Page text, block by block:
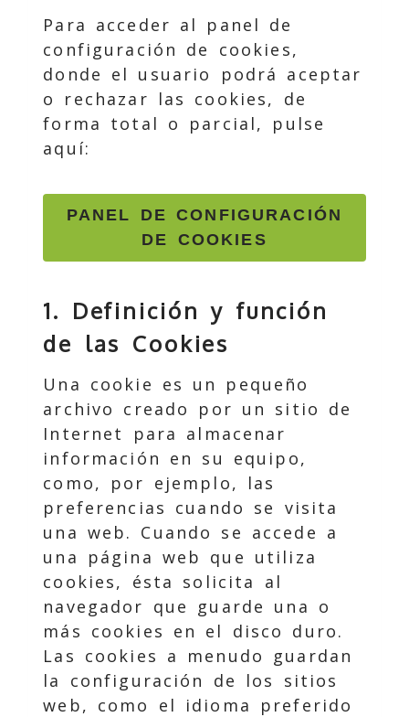
Para acceder al panel de
configuración de cookies,
donde el usuario podrá aceptar
o rechazar las cookies, de
forma total o parcial, pulse
aquí:
PANEL DE CONFIGURACIÓN
DE COOKIES
1. Definición y función
de las Cookies
Una cookie es un pequeño
archivo creado por un sitio de
Internet para almacenar
información en su equipo,
como, por ejemplo, las
preferencias cuando se visita
una web. Cuando se accede a
una página web que utiliza
cookies, ésta solicita al
navegador que guarde una o
más cookies en el disco duro.
Las cookies a menudo guardan
la configuración de los sitios
web, como el idioma preferido